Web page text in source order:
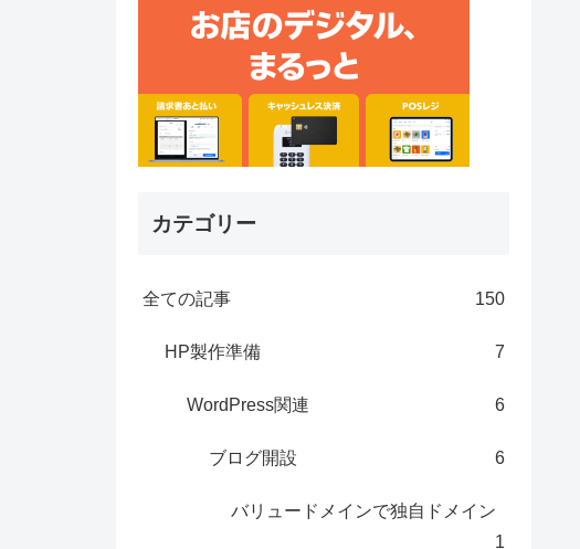
カテゴリー
全ての記事 150
HP製作準備 7
WordPress関連 6
ブログ開設 6
バリュードメインで独自ドメイン
1